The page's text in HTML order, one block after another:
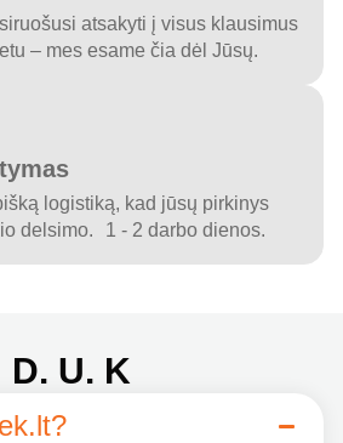
atsakyti į visus klausimus
– mes esame čia dėl Jūsų.
logistiką, kad jūsų pirkinys
delsimo. 1 - 2 darbo dienos.
D. U. K